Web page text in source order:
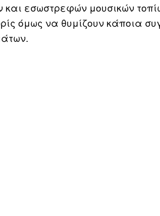
και εσωστρεφών μουσικών
όμως να θυμίζουν κάποια